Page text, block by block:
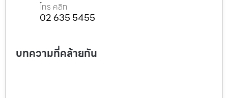
โทร คลิก
02 635 5455
บทความที่คล้ายกัน